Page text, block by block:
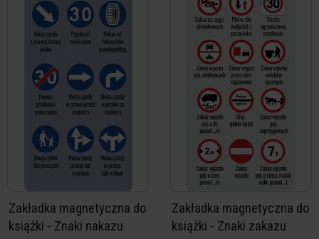
Zakładka magnetyczna do
książki - Znaki nakazu
Zakładka magnetyczna do
książki - Znaki zakazu